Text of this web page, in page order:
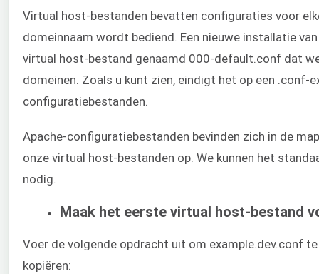
Virtual host-bestanden bevatten configuraties voor
domeinnaam wordt bediend. Een nieuwe installatie
virtual host-bestand genaamd 000-default.conf dat
domeinen. Zoals u kunt zien, eindigt het op een .conf-
configuratiebestanden.
Apache-configuratiebestanden bevinden zich in de
onze virtual host-bestanden op. We kunnen het
nodig.
Maak het eerste virtual host-bestand
Voer de volgende opdracht uit om example.dev.conf
kopiëren: